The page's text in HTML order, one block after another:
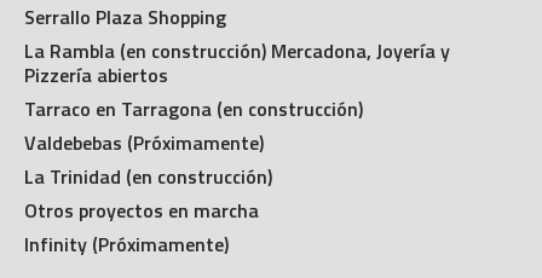
Serrallo Plaza Shopping
La Rambla (en construcción) Mercadona, Joyería y
Pizzería abiertos
Tarraco en Tarragona (en construcción)
Valdebebas (Próximamente)
La Trinidad (en construcción)
Otros proyectos en marcha
Infinity (Próximamente)